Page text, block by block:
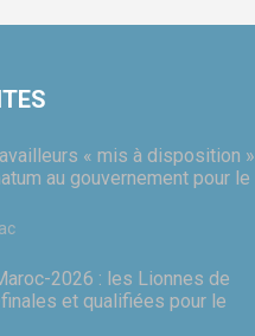
« mis à disposition »
au gouvernement pour le
2026 : les Lionnes de
finales et qualifiées pour le